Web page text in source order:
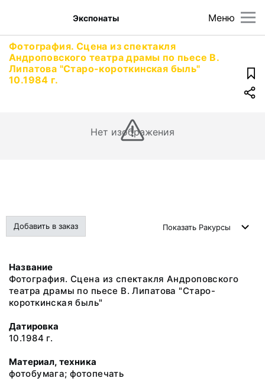
Меню
Экспонаты
Фотография. Сцена из спектакля
Андроповского театра драмы по пьесе В.
Липатова "Старо-короткинская быль"
10.1984 г.
Нет изображения
Добавить в заказ Показать Ракурсы
Название
Фотография. Сцена из спектакля Андроповского
театра драмы по пьесе В. Липатова "Старо-
короткинская быль"
Датировка
10.1984 г.
Материал, техника
фотобумага; фотопечать